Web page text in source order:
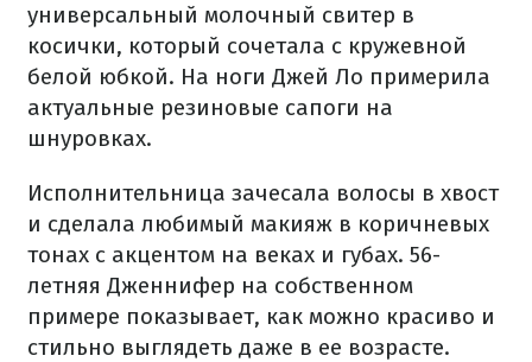
универсальный молочный свитер в
косички, который сочетала с кружевной
белой юбкой. На ноги Джей Ло примерила
актуальные резиновые сапоги на
шнуровках.
Исполнительница зачесала волосы в хвост
и сделала любимый макияж в коричневых
тонах с акцентом на веках и губах. 56-
летняя Дженнифер на собственном
примере показывает, как можно красиво и
стильно выглядеть даже в ее возрасте.